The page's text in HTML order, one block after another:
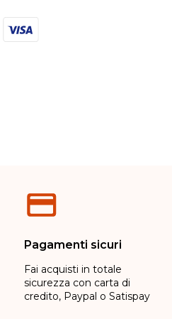
Pagamenti sicuri
Fai acquisti in totale
sicurezza con carta di
credito, Paypal o Satispay